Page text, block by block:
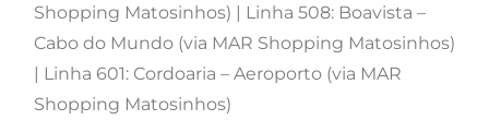
Shopping Matosinhos) | Linha 508: Boavista –
Cabo do Mundo (via MAR Shopping Matosinhos)
| Linha 601: Cordoaria – Aeroporto (via MAR
Shopping Matosinhos)